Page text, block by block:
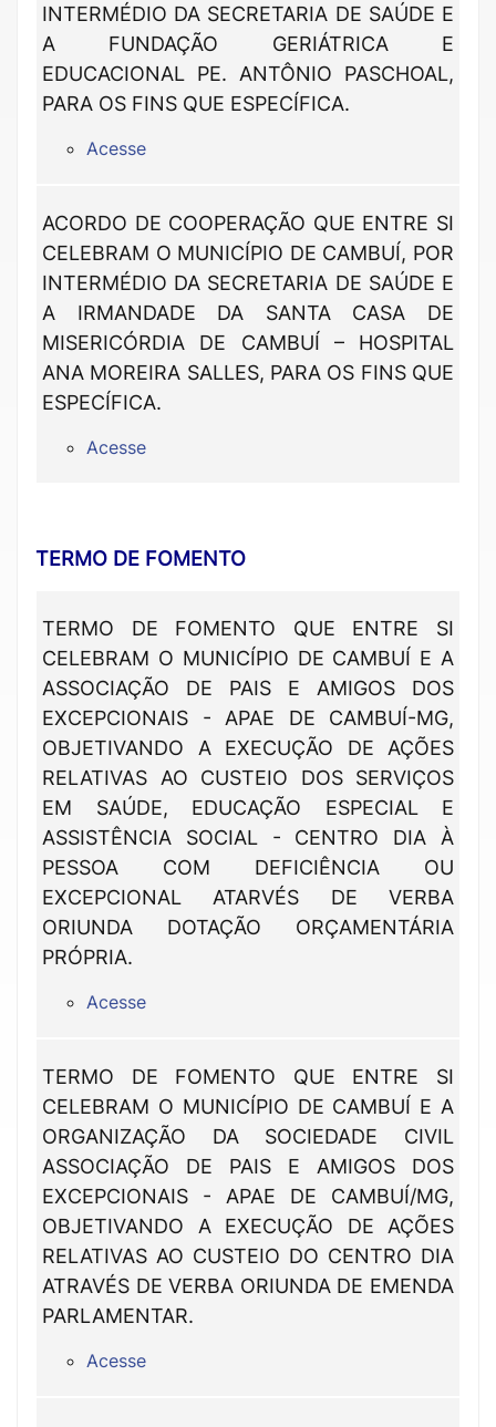
INTERMÉDIO DA SECRETARIA DE SAÚDE E
A FUNDAÇÃO GERIÁTRICA E
EDUCACIONAL PE. ANTÔNIO PASCHOAL,
PARA OS FINS QUE ESPECÍFICA.
Acesse
ACORDO DE COOPERAÇÃO QUE ENTRE SI
CELEBRAM O MUNICÍPIO DE CAMBUÍ, POR
INTERMÉDIO DA SECRETARIA DE SAÚDE E
A IRMANDADE DA SANTA CASA DE
MISERICÓRDIA DE CAMBUÍ – HOSPITAL
ANA MOREIRA SALLES, PARA OS FINS QUE
ESPECÍFICA.
Acesse
TERMO DE FOMENTO
TERMO DE FOMENTO QUE ENTRE SI
CELEBRAM O MUNICÍPIO DE CAMBUÍ E A
ASSOCIAÇÃO DE PAIS E AMIGOS DOS
EXCEPCIONAIS - APAE DE CAMBUÍ-MG,
OBJETIVANDO A EXECUÇÃO DE AÇÕES
RELATIVAS AO CUSTEIO DOS SERVIÇOS
EM SAÚDE, EDUCAÇÃO ESPECIAL E
ASSISTÊNCIA SOCIAL - CENTRO DIA À
PESSOA COM DEFICIÊNCIA OU
EXCEPCIONAL ATARVÉS DE VERBA
ORIUNDA DOTAÇÃO ORÇAMENTÁRIA
PRÓPRIA.
Acesse
TERMO DE FOMENTO QUE ENTRE SI
CELEBRAM O MUNICÍPIO DE CAMBUÍ E A
ORGANIZAÇÃO DA SOCIEDADE CIVIL
ASSOCIAÇÃO DE PAIS E AMIGOS DOS
EXCEPCIONAIS - APAE DE CAMBUÍ/MG,
OBJETIVANDO A EXECUÇÃO DE AÇÕES
RELATIVAS AO CUSTEIO DO CENTRO DIA
ATRAVÉS DE VERBA ORIUNDA DE EMENDA
PARLAMENTAR.
Acesse